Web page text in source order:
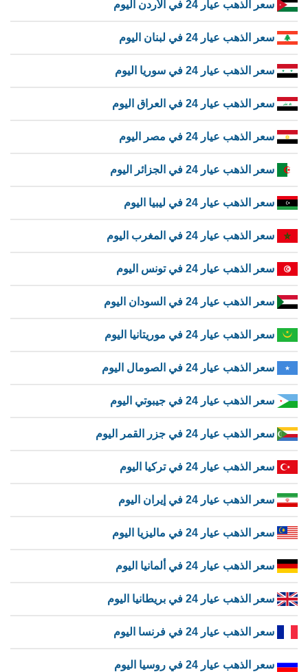
سعر الذهب عيار 24 في الأردن اليوم
سعر الذهب عيار 24 في لبنان اليوم
سعر الذهب عيار 24 في سوريا اليوم
سعر الذهب عيار 24 في العراق اليوم
سعر الذهب عيار 24 في مصر اليوم
سعر الذهب عيار 24 في الجزائر اليوم
سعر الذهب عيار 24 في ليبيا اليوم
سعر الذهب عيار 24 في المغرب اليوم
سعر الذهب عيار 24 في تونس اليوم
سعر الذهب عيار 24 في السودان اليوم
سعر الذهب عيار 24 في موريتانيا اليوم
سعر الذهب عيار 24 في الصومال اليوم
سعر الذهب عيار 24 في جيبوتي اليوم
سعر الذهب عيار 24 في جزر القمر اليوم
سعر الذهب عيار 24 في تركيا اليوم
سعر الذهب عيار 24 في إيران اليوم
سعر الذهب عيار 24 في ماليزيا اليوم
سعر الذهب عيار 24 في ألمانيا اليوم
سعر الذهب عيار 24 في بريطانيا اليوم
سعر الذهب عيار 24 في فرنسا اليوم
سعر الذهب عيار 24 في روسيا اليوم